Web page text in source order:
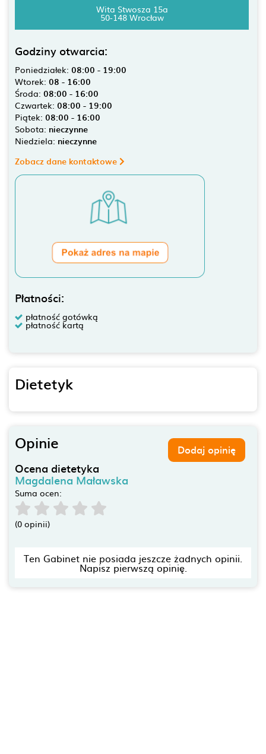
Wita Stwosza 15a
50-148 Wrocław
Godziny otwarcia:
Poniedziałek: 08:00 - 19:00
Wtorek: 08 - 16:00
Środa: 08:00 - 16:00
Czwartek: 08:00 - 19:00
Piątek: 08:00 - 16:00
Sobota: nieczynne
Niedziela: nieczynne
Zobacz dane kontaktowe
Płatności:
płatność gotówką
płatność kartą
Dietetyk
Opinie Dodaj opinię
Ocena dietetyka
Magdalena Maławska
Suma ocen:
(0 opinii)
Ten Gabinet nie posiada jeszcze żadnych opinii.
Napisz pierwszą opinię.